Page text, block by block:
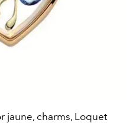
jaune, charms, Loquet